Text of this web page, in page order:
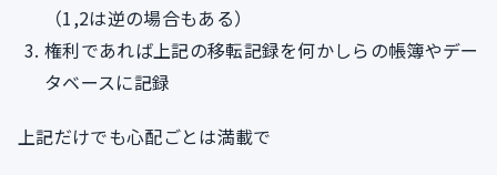
（1,2は逆の場合もある）
権利であれば上記の移転記録を何かしらの帳簿やデー
タベースに記録
上記だけでも心配ごとは満載で